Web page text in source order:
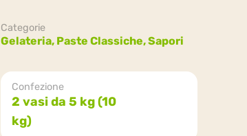
Categorie
Gelateria, Paste Classiche,Sapori
Confezione
2 vasi da 5 kg (10
kg)